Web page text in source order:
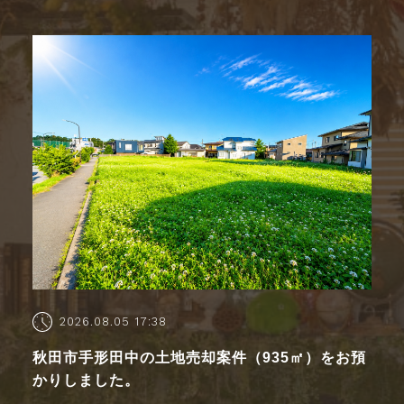
2026.08.05 17:38
秋田市手形田中の土地売却案件（935㎡）をお預
かりしました。